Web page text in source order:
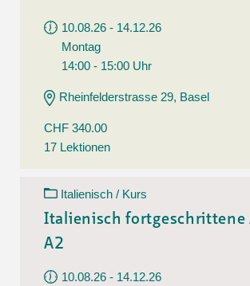
10.08.26 - 14.12.26
Montag
14:00 - 15:00 Uhr
Rheinfelderstrasse 29, Basel
CHF 340.00
17 Lektionen
Italienisch / Kurs
Italienisch fortgeschrittene
A2
10.08.26 - 14.12.26